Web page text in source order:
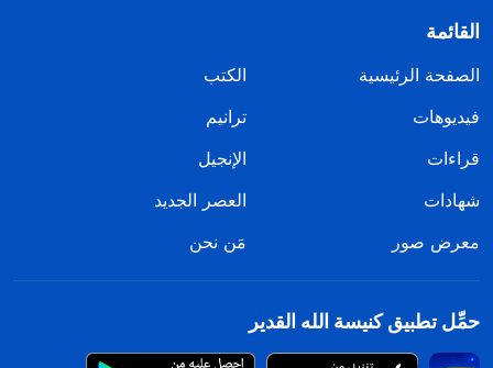
القائمة
الصفحة الرئيسية
الكتب
فيديوهات
ترانيم
قراءات
الإنجيل
شهادات
العصر الجديد
معرض صور
مَن نحن
حمِّل تطبيق كنيسة الله القدير